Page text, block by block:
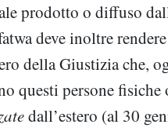
prodotto o diffuso
deve inoltre
della Giustizia che,
questi persone
dall’estero (al 30